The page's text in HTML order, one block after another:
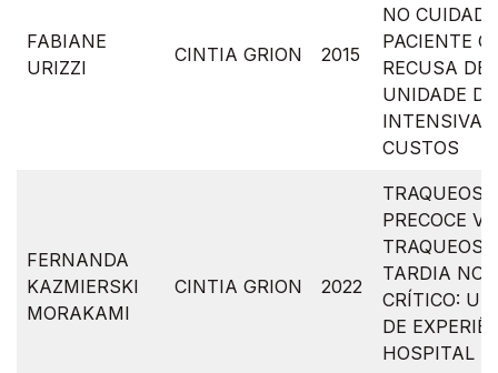
FABIANE
URIZZI
CINTIA GRION 2015
NO
PACIENTE
RECUSA DE
UNIDADE
INTENSIVA:
CUSTOS
FERNANDA
KAZMIERSKI
MORAKAMI
CINTIA GRION 2022
PRECOCE
TARDIA NO
CRÍTICO:
DE
HOSPITAL